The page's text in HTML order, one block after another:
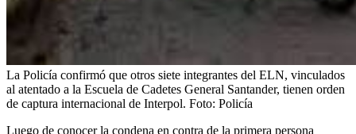
La Policía confirmó que otros siete integrantes del ELN, vinculados
al atentado a la Escuela de Cadetes General Santander, tienen orden
de captura internacional de Interpol. Foto: Policía
Luego de conocer la condena en contra de la primera persona